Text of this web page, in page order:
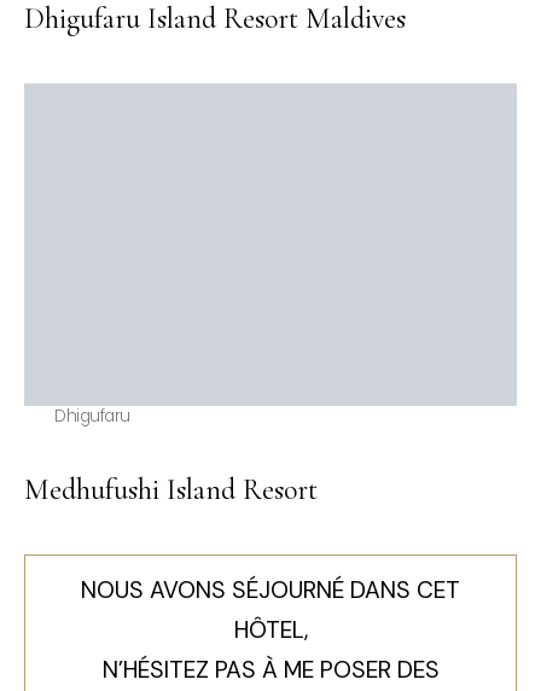
Dhigufaru Island Resort Maldives
Dhigufaru
Medhufushi Island Resort
NOUS AVONS SÉJOURNÉ DANS CET
HÔTEL,
N’HÉSITEZ PAS À ME POSER DES